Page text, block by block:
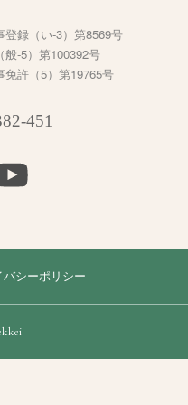
録（い-3）第8569号
-5）第100392号
許（5）第19765号
451
バシーポリシー